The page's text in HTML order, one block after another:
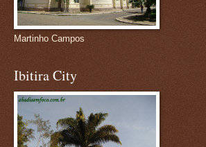
Martinho Campos
Ibitira City